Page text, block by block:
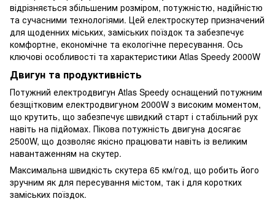
відрізняється збільшеним розміром, потужністю, надійністю
та сучасними технологіями. Цей електроскутер призначений
для щоденних міських, заміських поїздок та забезпечує
комфортне, економічне та екологічне пересування. Ось
ключові особливості та характеристики Atlas Speedy 2000W
Двигун та продуктивність
Потужний електродвигун Atlas Speedy оснащений потужним
безщітковим електродвигуном 2000W з високим моментом,
що крутить, що забезпечує швидкий старт і стабільний рух
навіть на підйомах. Пікова потужність двигуна досягає
2500W, що дозволяє якісно працювати навіть із великим
навантаженням на скутер.
Максимальна швидкість скутера 65 км/год, що робить його
зручним як для пересування містом, так і для коротких
заміських поїздок.